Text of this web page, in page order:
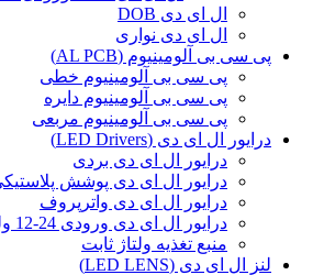
ال ای دی DOB
ال ای دی نواری
پی سی بی آلومینیوم (AL PCB)
پی سی بی آلومینیوم خطی
پی سی بی آلومینیوم دایره
پی سی بی آلومینیوم مربعی
درایور ال ای دی (LED Drivers)
درایور ال ای دی بردی
درایور ال ای دی پوشش
درایور ال ای دی واترپروف
درایور ال ای دی ورودی 24-12 ولت
منبع تغذیه ولتاژ ثابت
لنز ال ای دی (LED LENS)